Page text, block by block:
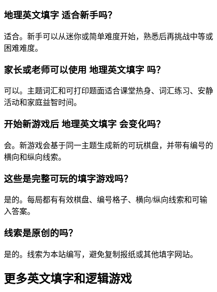
地理英文填字 适合新手吗？
适合。新手可以从迷你或简单难度开始，熟悉后再挑战中等或
困难难度。
家长或老师可以使用 地理英文填字 吗？
可以。主题词汇和可打印题面适合课堂热身、词汇练习、安静
活动和家庭益智时间。
开始新游戏后 地理英文填字 会变化吗？
会。新游戏会基于同一主题生成新的可玩棋盘，并带有编号的
横向和纵向线索。
这些是完整可玩的填字游戏吗？
是的。每局都有有效棋盘、编号格子、横向/纵向线索和可输
入答案。
线索是原创的吗？
是的。线索为本站编写，避免复制报纸或其他填字网站。
更多英文填字和逻辑游戏